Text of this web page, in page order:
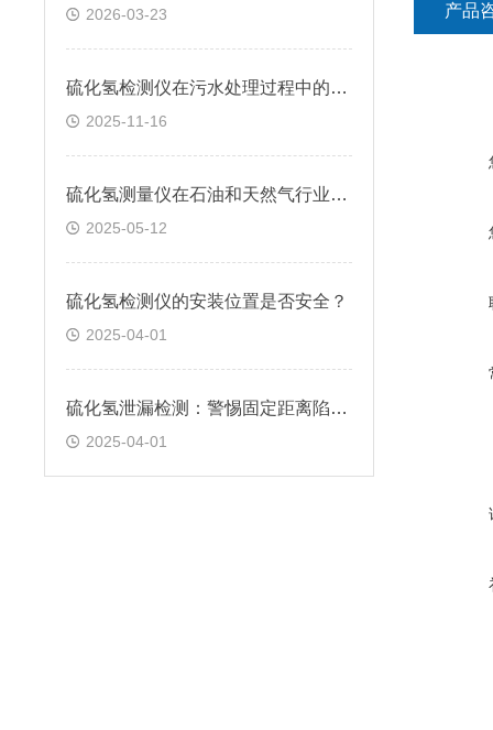
2026-03-23
硫化氢检测仪在污水处理过程中的应用
2025-11-16
硫化氢测量仪在石油和天然气行业中的应用
2025-05-12
硫化氢检测仪的安装位置是否安全？
2025-04-01
硫化氢泄漏检测：警惕固定距离陷阱！
2025-04-01
产品